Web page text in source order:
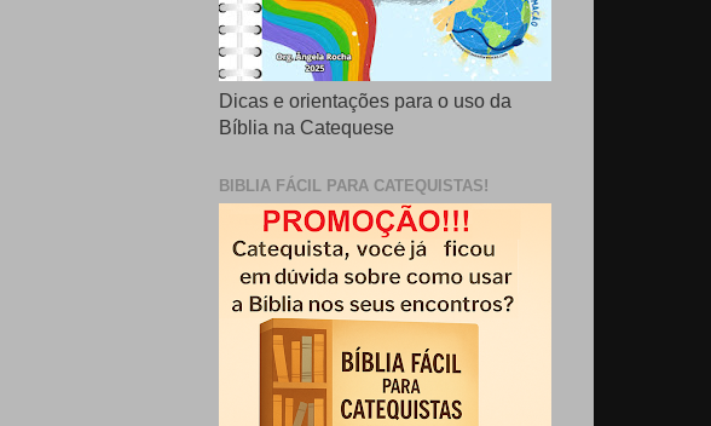
Dicas e orientações para o uso da
Bíblia na Catequese
BIBLIA FÁCIL PARA CATEQUISTAS!